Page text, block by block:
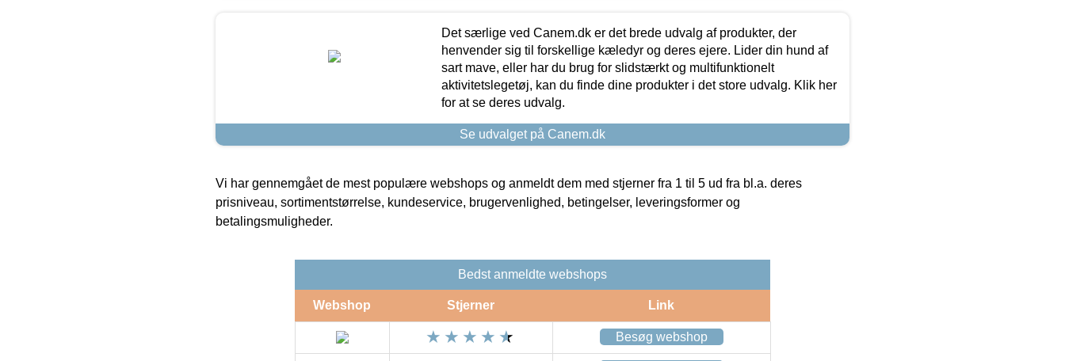
Det særlige ved Canem.dk er det brede udvalg af produkter, der
henvender sig til forskellige kæledyr og deres ejere. Lider din hund af
sart mave, eller har du brug for slidstærkt og multifunktionelt
aktivitetslegetøj, kan du finde dine produkter i det store udvalg. Klik her
for at se deres udvalg.
Se udvalget på Canem.dk
Vi har gennemgået de mest populære webshops og anmeldt dem med stjerner fra 1 til 5 ud fra bl.a. deres
prisniveau, sortimentstørrelse, kundeservice, brugervenlighed, betingelser, leveringsformer og
betalingsmuligheder.
Bedst anmeldte webshops
Webshop Stjerner Link
Besøg webshop